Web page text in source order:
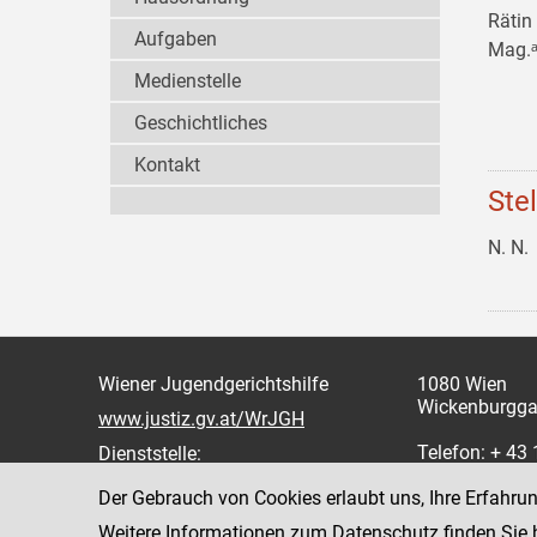
Rätin
N. N.
Aufgaben
Medienstelle
Geschichtliches
Kontakt
Wiener Jugendgerichtshilfe
www.justiz.gv.at/WrJGH
Dienststelle:
1080 Wien
Telefon: + 43
Fax: +43 1
Der Gebrauch von Cookies erlaubt uns, Ihre